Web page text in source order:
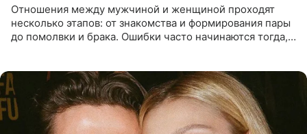
Отношения между мужчиной и женщиной проходят
несколько этапов: от знакомства и формирования пары
до помолвки и брака. Ошибки часто начинаются тогда,